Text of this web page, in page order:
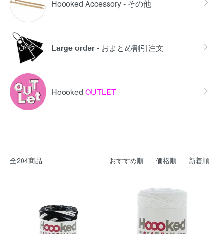
Hoooked Accessory - その他
Large order- おまとめ割引注文
Hoooked OUTLET
全204商品 おすすめ順 価格順 新着順